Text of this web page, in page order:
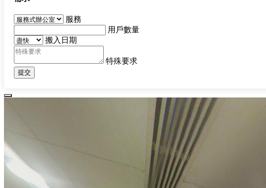
服務
用戶數量
搬入日期
特殊要求
提交